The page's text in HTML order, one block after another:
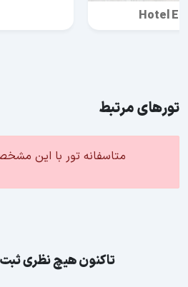
Hotel
تورهای مرتبط
متاسفانه تور با این
تاکنون هیچ نظری